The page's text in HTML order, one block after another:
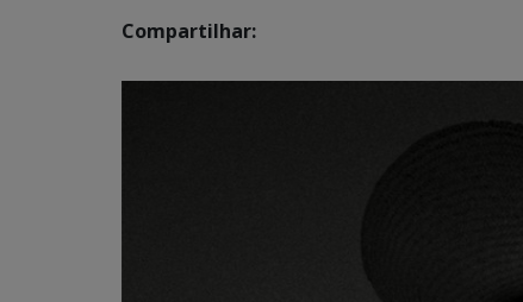
Compartilhar: